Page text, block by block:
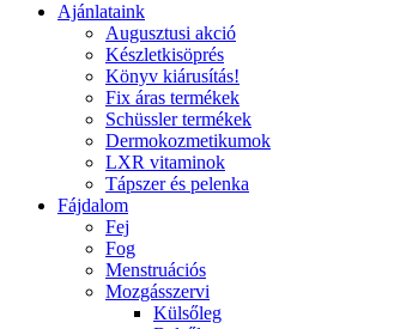
Ajánlataink
Augusztusi akció
Készletkisöprés
Könyv kiárusítás!
Fix áras termékek
Schüssler termékek
Dermokozmetikumok
LXR vitaminok
Tápszer és pelenka
Fájdalom
Fej
Fog
Menstruációs
Mozgásszervi
Külsőleg